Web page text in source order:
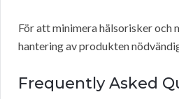
För att minimera hälsorisker och
hantering av produkten
Frequently Asked